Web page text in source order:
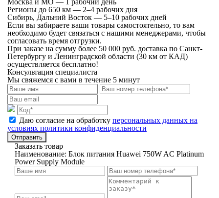
Москва и МО — 1 рабочий день
Регионы до 650 км — 2–4 рабочих дня
Сибирь, Дальний Восток — 5–10 рабочих дней
Если вы забираете ваши товары самостоятельно, то вам
необходимо будет связаться с нашими менеджерами, чтобы
согласовать время отгрузки.
При заказе на сумму более 50 000 руб. доставка по Санкт-
Петербургу и Ленинградской области (30 км от КАД)
осуществляется бесплатно!
Консультация специалиста
Мы свяжемся с вами в течение 5 минут
Даю согласие на обработку персональных данных на
условиях политики конфиденциальности
Отправить
Заказать товар
Наименование: Блок питания Huawei 750W AC Platinum
Power Supply Module